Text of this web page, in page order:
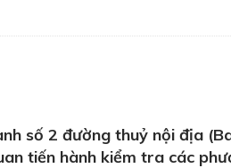
số 2 đường thuỷ nội địa
tiến hành kiểm tra các